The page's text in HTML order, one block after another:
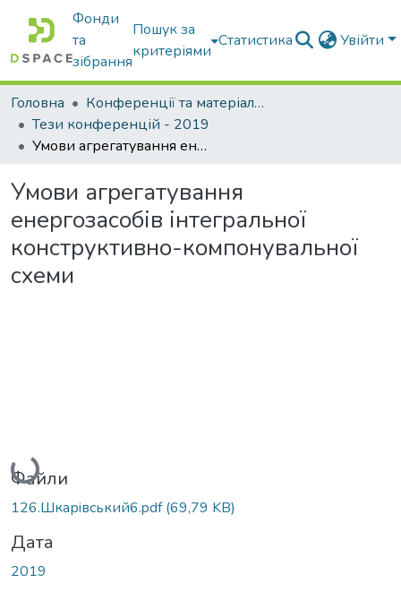
Фонди
та
зібрання
Пошук за
критеріями
Статистика Увійти
Головна
Конференції та матеріали конференцій
Тези конференцій - 2019
Умови агрегатування енергозасобів інтегральної конструктивно-компонувальної схеми
Умови агрегатування
енергозасобів інтегральної
конструктивно-компонувальної
схеми
Вантажиться...
Файли
126.Шкарiвський6.pdf(69,79 KB)
Дата
2019